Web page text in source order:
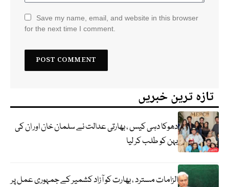
Save my name, email, and website in this browser
for the next time I comment.
تازہ ترین خبریں
دھوکا دہی کیس ، بھارتی عدالت نے سلمان خان اور ان کی
بہن کو طلب کر لیا
الزامات مسترد ، بھارت کو آزاد کشمیر کے جمہوری عمل پر